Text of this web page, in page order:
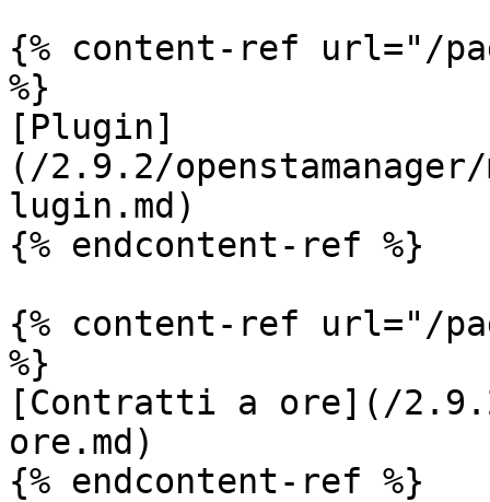
{% content-ref url="/
%}
[Plugin]
(/2.9.2/
lugin.md)
{% endcontent-ref %}
{% content-ref url="/
%}
[Contratti a ore](/
ore.md)
{% endcontent-ref %}